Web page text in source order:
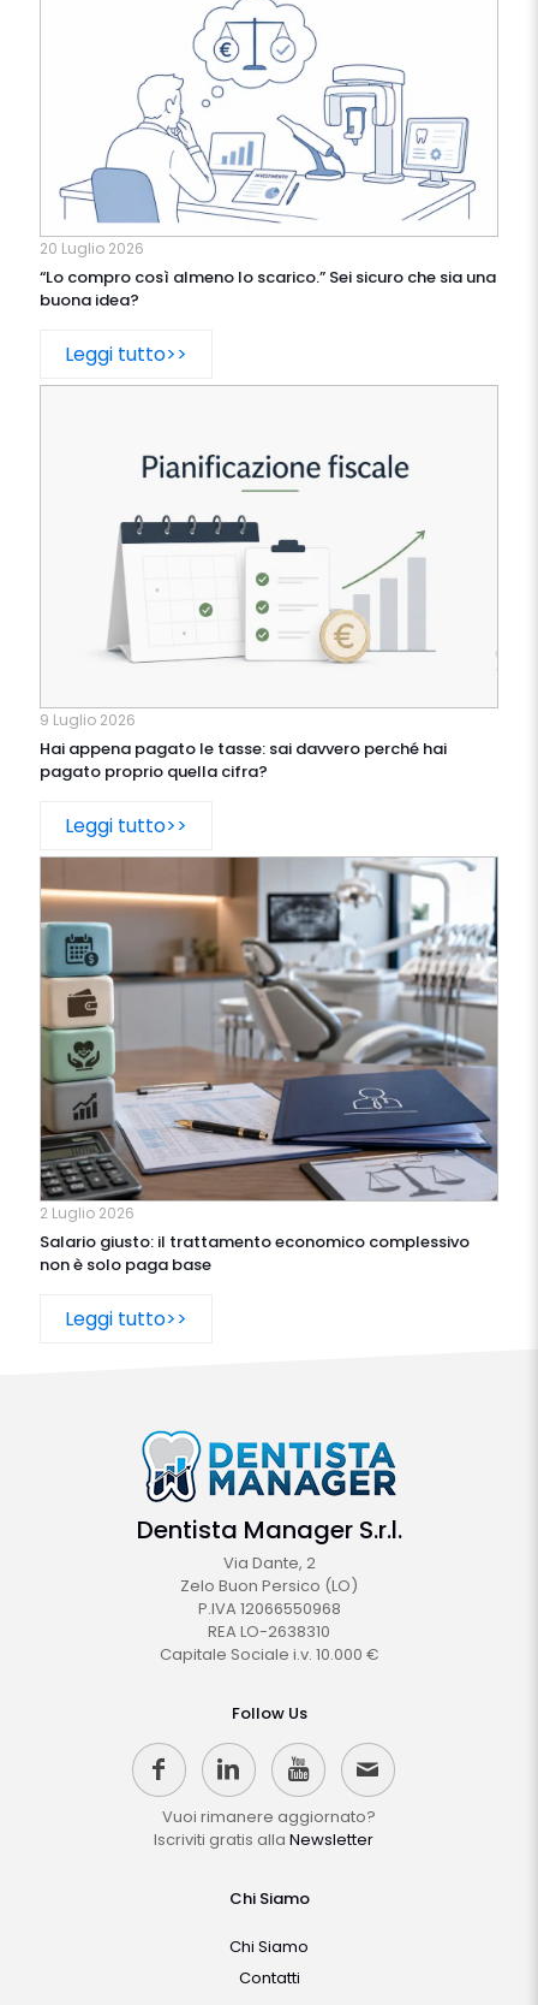
20 Luglio 2026
“Lo compro così almeno lo scarico.” Sei sicuro che sia una
buona idea?
Leggi tutto>>
9 Luglio 2026
Hai appena pagato le tasse: sai davvero perché hai
pagato proprio quella cifra?
Leggi tutto>>
2 Luglio 2026
Salario giusto: il trattamento economico complessivo
non è solo paga base
Leggi tutto>>
Dentista Manager S.r.l.
Via Dante, 2
Zelo Buon Persico (LO)
P.IVA 12066550968
REA LO-2638310
Capitale Sociale i.v. 10.000 €
Follow Us
Vuoi rimanere aggiornato?
Iscriviti gratis alla Newsletter
Chi Siamo
Chi Siamo
Contatti